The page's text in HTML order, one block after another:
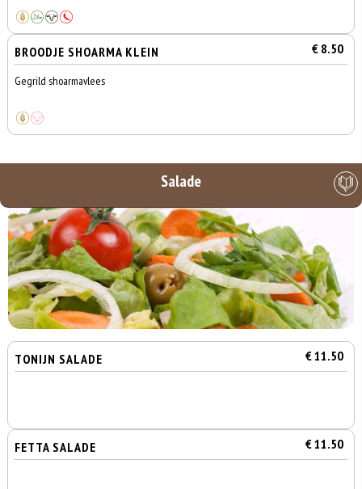
BROODJE SHOARMA KLEIN € 8.50
Gegrild shoarmavlees
Salade
TONIJN SALADE € 11.50
FETTA SALADE € 11.50